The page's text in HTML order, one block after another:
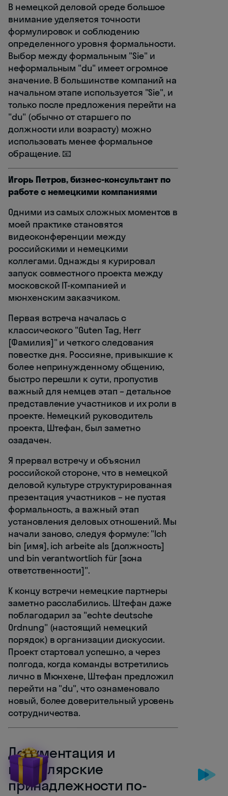
В немецкой деловой среде большое
внимание уделяется точности
формулировок и соблюдению
определенного уровня формальности.
Выбор между формальным "Sie" и
неформальным "du" имеет огромное
значение. В большинстве компаний на
начальном этапе используется "Sie", и
только после предложения перейти на
"du" (обычно от старшего по
должности или возрасту) можно
использовать менее формальное
обращение. 📧
Игорь Петров, бизнес-консультант по
работе с немецкими компаниями
Одними из самых сложных моментов в
моей практике становятся
видеоконференции между
российскими и немецкими
коллегами. Однажды я курировал
запуск совместного проекта между
московской IT-компанией и
мюнхенским заказчиком.
Первая встреча началась с
классического "Guten Tag, Herr
[Фамилия]" и четкого следования
повестке дня. Россияне, привыкшие к
более непринужденному общению,
быстро перешли к сути, пропустив
важный для немцев этап – детальное
представление участников и их роли в
проекте. Немецкий руководитель
проекта, Штефан, был заметно
озадачен.
Я прервал встречу и объяснил
российской стороне, что в немецкой
деловой культуре структурированная
презентация участников – не пустая
формальность, а важный этап
установления деловых отношений. Мы
начали заново, следуя формуле: "Ich
bin [имя], ich arbeite als [должность]
und bin verantwortlich für [зона
ответственности]".
К концу встречи немецкие партнеры
заметно расслабились. Штефан даже
поблагодарил за "echte deutsche
Ordnung" (настоящий немецкий
порядок) в организации дискуссии.
Проект стартовал успешно, а через
полгода, когда команды встретились
лично в Мюнхене, Штефан предложил
перейти на "du", что ознаменовало
новый, более доверительный уровень
сотрудничества.
Документация и
канцелярские
принадлежности по-